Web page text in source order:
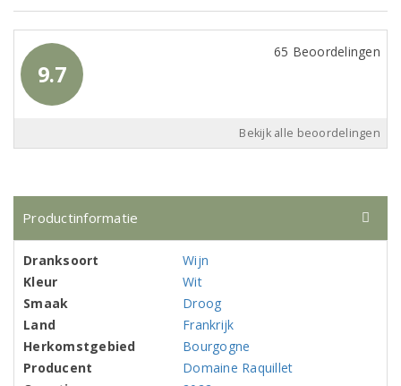
9.7
65 Beoordelingen
Bekijk alle beoordelingen
Productinformatie
Dranksoort
Wijn
Kleur
Wit
Smaak
Droog
Land
Frankrijk
Herkomstgebied
Bourgogne
Producent
Domaine Raquillet